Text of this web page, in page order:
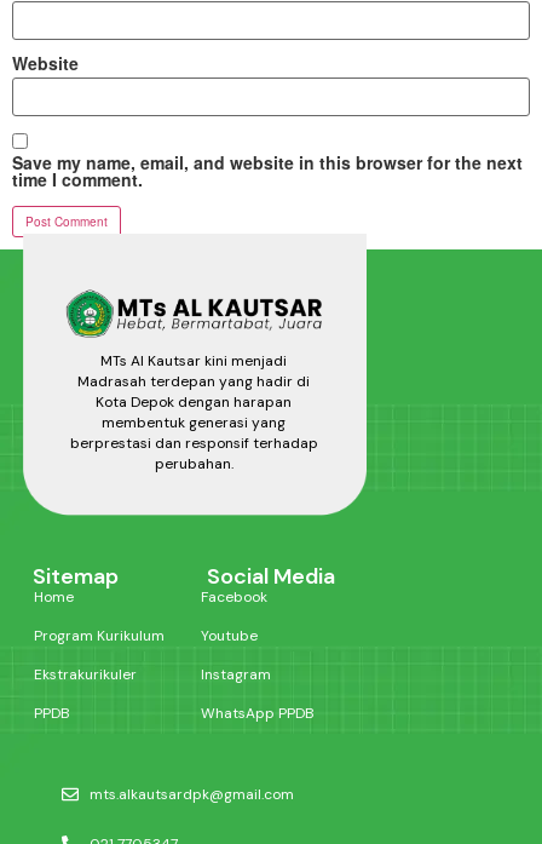
Website
Save my name, email, and website in this browser for the next
time I comment.
MTs Al Kautsar kini menjadi
Madrasah terdepan yang hadir di
Kota Depok dengan harapan
membentuk generasi yang
berprestasi dan responsif terhadap
perubahan.
Sitemap
Home
Program Kurikulum
Ekstrakurikuler
PPDB
Social Media
Facebook
Youtube
Instagram
WhatsApp PPDB
mts.alkautsardpk@gmail.com